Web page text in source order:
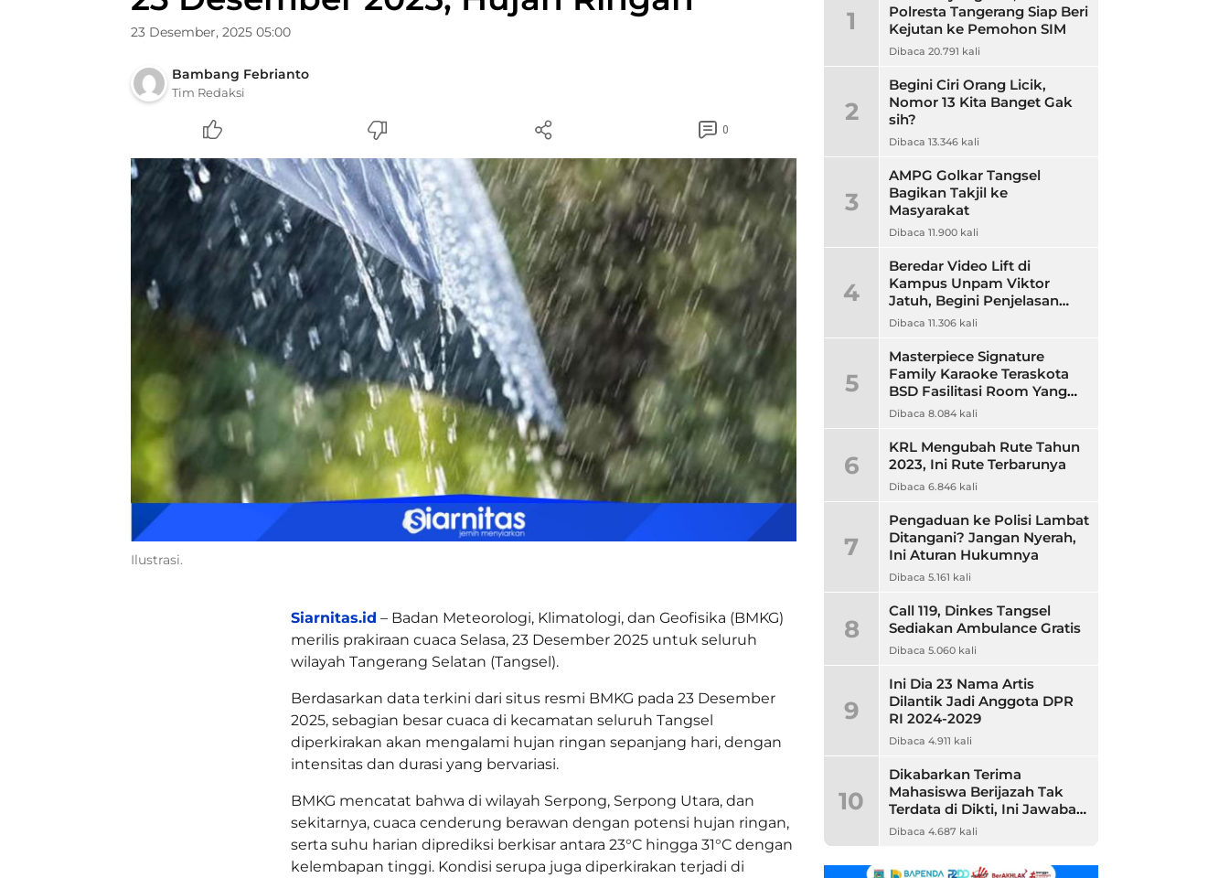
23 Desember, 2025 05:00
Bambang Febrianto
Tim Redaksi
0
Ilustrasi.
Siarnitas.id – Badan Meteorologi, Klimatologi, dan Geofisika (BMKG)
merilis prakiraan cuaca Selasa, 23 Desember 2025 untuk seluruh
wilayah Tangerang Selatan (Tangsel).
Berdasarkan data terkini dari situs resmi BMKG pada 23 Desember
2025, sebagian besar cuaca di kecamatan seluruh Tangsel
diperkirakan akan mengalami hujan ringan sepanjang hari, dengan
intensitas dan durasi yang bervariasi.
BMKG mencatat bahwa di wilayah Serpong, Serpong Utara, dan
sekitarnya, cuaca cenderung berawan dengan potensi hujan ringan,
serta suhu harian diprediksi berkisar antara 23°C hingga 31°C dengan
kelembapan tinggi. Kondisi serupa juga diperkirakan terjadi di
1
Polresta Tangerang Siap Beri
Kejutan ke Pemohon SIM
Dibaca 20.791 kali
2
Begini Ciri Orang Licik,
Nomor 13 Kita Banget Gak
sih?
Dibaca 13.346 kali
3
AMPG Golkar Tangsel
Bagikan Takjil ke
Masyarakat
Dibaca 11.900 kali
4
Beredar Video Lift di
Kampus Unpam Viktor
Jatuh, Begini Penjelasan
Rektor Unpam
Dibaca 11.306 kali
5
Masterpiece Signature
Family Karaoke Teraskota
BSD Fasilitasi Room Yang
Nyaman dan Harga
Dibaca 8.084 kali
6
KRL Mengubah Rute Tahun
2023, Ini Rute Terbarunya
Dibaca 6.846 kali
7
Pengaduan ke Polisi Lambat
Ditangani? Jangan Nyerah,
Ini Aturan Hukumnya
Dibaca 5.161 kali
8
Call 119, Dinkes Tangsel
Sediakan Ambulance Gratis
Dibaca 5.060 kali
9
Ini Dia 23 Nama Artis
Dilantik Jadi Anggota DPR
RI 2024-2029
Dibaca 4.911 kali
10
Dikabarkan Terima
Mahasiswa Berijazah Tak
Terdata di Dikti, Ini Jawaban
Unpam
Dibaca 4.687 kali